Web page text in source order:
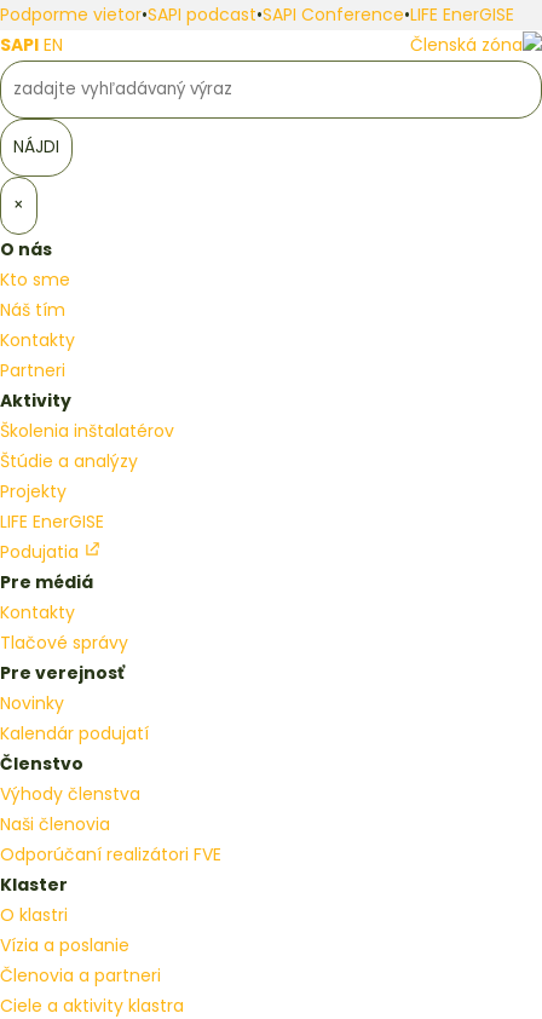
Podporme vietor•SAPI podcast•SAPI Conference•LIFE EnerGISE
SAPI EN Členská zóna
×
O nás
Kto sme
Náš tím
Kontakty
Partneri
Aktivity
Školenia inštalatérov
Štúdie a analýzy
Projekty
LIFE EnerGISE
Podujatia
Pre médiá
Kontakty
Tlačové správy
Pre verejnosť
Novinky
Kalendár podujatí
Členstvo
Výhody členstva
Naši členovia
Odporúčaní realizátori FVE
Klaster
O klastri
Vízia a poslanie
Členovia a partneri
Ciele a aktivity klastra